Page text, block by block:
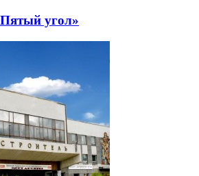
угол»